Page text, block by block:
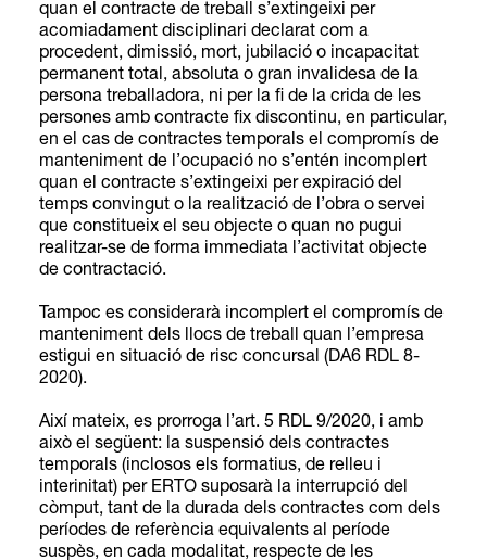
quan el contracte de treball s’extingeixi per
acomiadament disciplinari declarat com a
procedent, dimissió, mort, jubilació o incapacitat
permanent total, absoluta o gran invalidesa de la
persona treballadora, ni per la fi de la crida de les
persones amb contracte fix discontinu, en particular,
en el cas de contractes temporals el compromís de
manteniment de l’ocupació no s’entén incomplert
quan el contracte s’extingeixi per expiració del
temps convingut o la realització de l’obra o servei
que constitueix el seu objecte o quan no pugui
realitzar-se de forma immediata l’activitat objecte
de contractació.
Tampoc es considerarà incomplert el compromís de
manteniment dels llocs de treball quan l’empresa
estigui en situació de risc concursal (DA6 RDL 8-
2020).
Així mateix, es prorroga l’art. 5 RDL 9/2020, i amb
això el següent: la suspensió dels contractes
temporals (inclosos els formatius, de relleu i
interinitat) per ERTO suposarà la interrupció del
còmput, tant de la durada dels contractes com dels
períodes de referència equivalents al període
suspès, en cada modalitat, respecte de les